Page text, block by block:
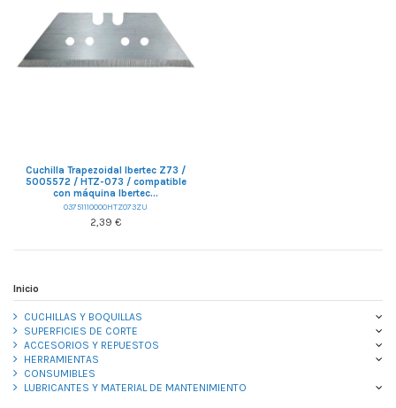
Cuchilla Trapezoidal Ibertec Z73 /
5005572 / HTZ-073 / compatible
con máquina Ibertec...
03751110000HTZ073ZU
2,39 €
Inicio
CUCHILLAS Y BOQUILLAS
SUPERFICIES DE CORTE
ACCESORIOS Y REPUESTOS
HERRAMIENTAS
CONSUMIBLES
LUBRICANTES Y MATERIAL DE MANTENIMIENTO